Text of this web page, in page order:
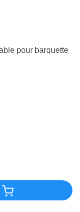
pour barquette